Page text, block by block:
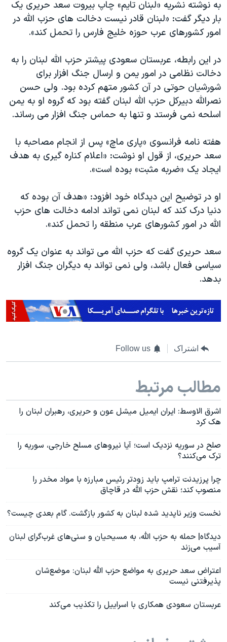
به نوشته نشریه «لبنان تایم» چاپ بیروت سعد حریری یک
بار دیگر گفت: «لبنان قادر نیست دخالت های حزب الله در
امور کشورهای عرب حوزه خلیج فارس را تحمل کند».
در این رابطه، عربستان سعودی پیشتر حزب الله لبنان را به
دخالت نظامی در امور یمن و ارسال جنگ افزار برای
شورشیان حوتى در آن کشور متهم كرده بود. ولی حسن
نصرالله دبیرکل حزب الله لبنان گفته بود که گروه او به یمن
اسلحه نمی فرستد و تنها به حماس جنگ افزار می رساند.
هفته نامه فرانسوی «پاری ماچ» پس از انجام مصاحبه با
سعد حریری، از قول او نوشت: «اعلام کناره گیری به هدف
ایجاد یک «ضربه مثبت» بوده است».
او در توضیح این دیدگاه خود افزود: «هدف آن بوده که
دنیا درک کند که لبنان نمی تواند ادامه دخالت های حزب
الله در امور کشورهای عرب منطقه را تحمل کند».
سعد حریری گفت که حزب الله می تواند به عنوان یک گروه
سیاسی فعال باشد، ولی نمی تواند به دیگران جنگ افزار
بدهد.
اشتراک Follow us
مطالب مرتبط
اشرق الاوسط: ایران ایمیل میشل عون و حریری، رهبران لبنان را
هک کرد
صلح در سوریه نزدیک است؛ آیا نیروهای مسلح خارجی، سوریه را
ترک می‌کنند؟
چرا پرزیدنت ترامپ باید زودتر رئیس مبارزه با مواد مخدر را
منصوب کند؛ نقش حزب الله در قاچاق
نخست وزیر ناپدید شده لبنان به کشور بازگشت. گام بعدی چیست؟
دیدگاه| حمله به حزب الله، به مسیحیان و سنی‌های غرب‌گرای لبنان
آسیب می‌زند
اعتراض سعد حریری به مواضع حزب الله لبنان: موضع‌شان
پذیرفتنی نیست
عربستان سعودی همکاری با اسراييل را تکذیب مى‌كند